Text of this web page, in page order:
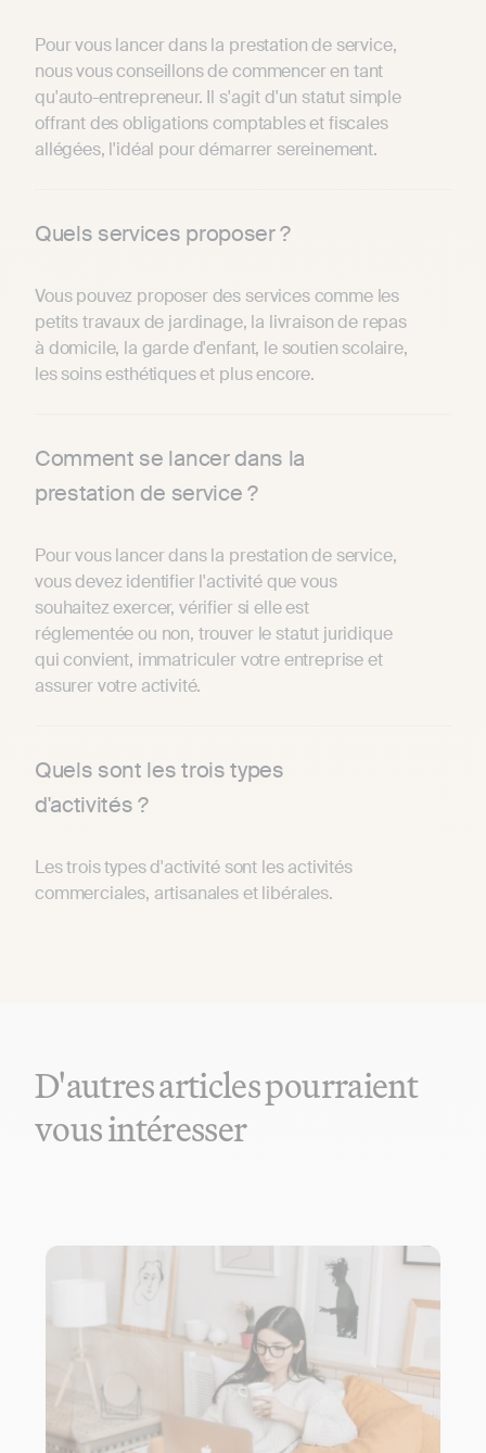
Pour vous lancer dans la prestation de service,
nous vous conseillons de commencer en tant
qu'auto-entrepreneur. Il s'agit d'un statut simple
offrant des obligations comptables et fiscales
allégées, l'idéal pour démarrer sereinement.
Quels services proposer ?
Vous pouvez proposer des services comme les
petits travaux de jardinage, la livraison de repas
à domicile, la garde d'enfant, le soutien scolaire,
les soins esthétiques et plus encore.
Comment se lancer dans la
prestation de service ?
Pour vous lancer dans la prestation de service,
vous devez identifier l'activité que vous
souhaitez exercer, vérifier si elle est
réglementée ou non, trouver le statut juridique
qui convient, immatriculer votre entreprise et
assurer votre activité.
Quels sont les trois types
d'activités ?
Les trois types d'activité sont les activités
commerciales, artisanales et libérales.
D'autres articles pourraient
vous intéresser